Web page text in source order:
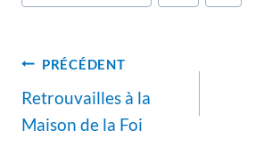
Navigation
de
l’article
PRÉCÉDENT
Retrouvailles à la
Maison de la Foi